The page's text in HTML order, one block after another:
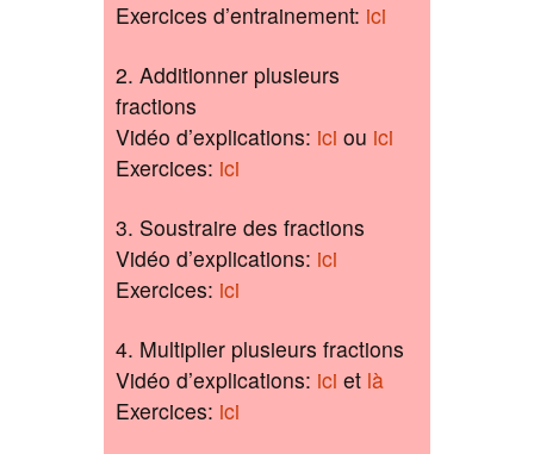
Exercices d’entrainement: ici
2. Additionner plusieurs
fractions
Vidéo d’explications: ici ou ici
Exercices: ici
3. Soustraire des fractions
Vidéo d’explications: ici
Exercices: ici
4. Multiplier plusieurs fractions
Vidéo d’explications: ici et là
Exercices: ici